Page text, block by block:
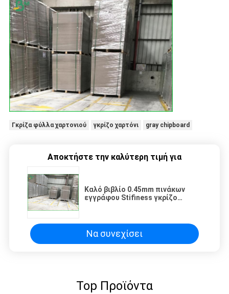
Γκρίζα φύλλα χαρτονιού γκρίζο χαρτόνι gray chipboard
Αποκτήστε την καλύτερη τιμή για
Καλό βιβλίο 0.45mm πινάκων
εγγράφου Stifiness γκρίζο
Να συνεχίσει
Top Προϊόντα